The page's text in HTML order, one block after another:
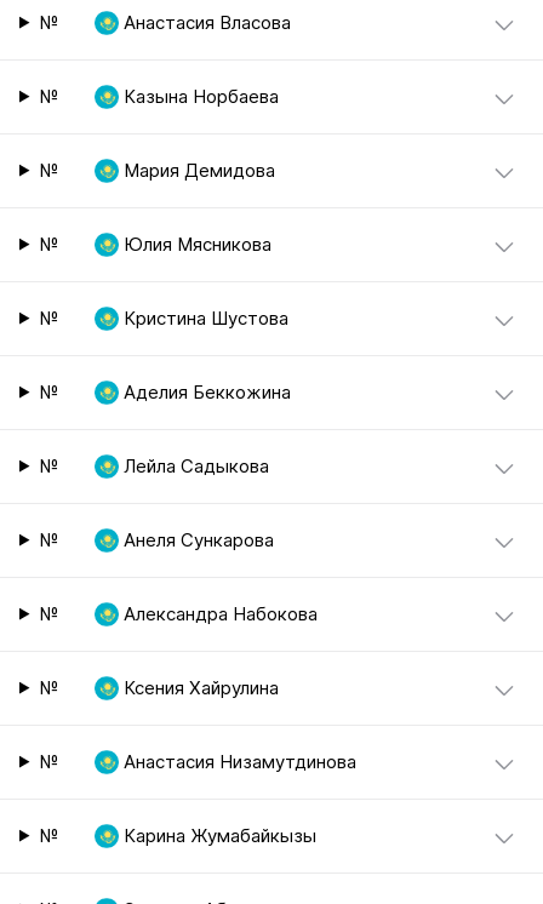
№ Анастасия Власова
№ Казына Норбаева
№ Мария Демидова
№ Юлия Мясникова
№ Кристина Шустова
№ Аделия Беккожина
№ Лейла Садыкова
№ Анеля Сункарова
№ Александра Набокова
№ Ксения Хайрулина
№ Анастасия Низамутдинова
№ Карина Жумабайкызы